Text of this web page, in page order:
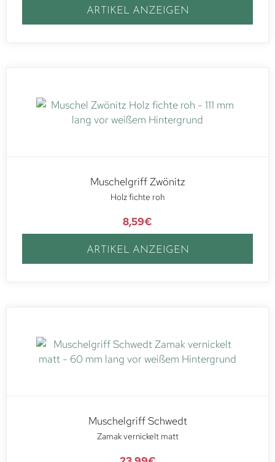
ARTIKEL ANZEIGEN
Muschelgriff Zwönitz
Holz fichte roh
8,59€
ARTIKEL ANZEIGEN
Muschelgriff Schwedt
Zamak vernickelt matt